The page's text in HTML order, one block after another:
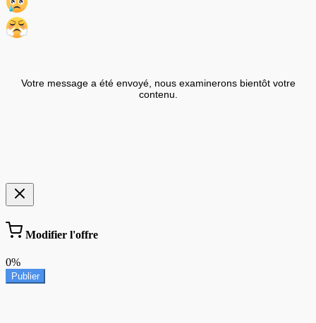
Votre message a été envoyé, nous examinerons bientôt votre
contenu.
Modifier l'offre
0%
Publier